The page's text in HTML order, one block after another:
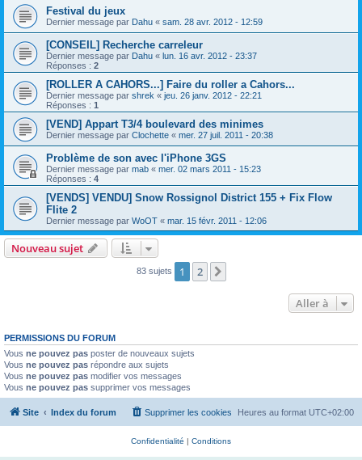
Festival du jeux
Dernier message par Dahu « sam. 28 avr. 2012 - 12:59
[CONSEIL] Recherche carreleur
Dernier message par Dahu « lun. 16 avr. 2012 - 23:37
Réponses : 2
[ROLLER A CAHORS...] Faire du roller a Cahors...
Dernier message par shrek « jeu. 26 janv. 2012 - 22:21
Réponses : 1
[VEND] Appart T3/4 boulevard des minimes
Dernier message par Clochette « mer. 27 juil. 2011 - 20:38
Problème de son avec l'iPhone 3GS
Dernier message par mab « mer. 02 mars 2011 - 15:23
Réponses : 4
[VENDS] VENDU] Snow Rossignol District 155 + Fix Flow
Flite 2
Dernier message par WoOT « mar. 15 févr. 2011 - 12:06
Nouveau sujet
83 sujets 1 2
Aller à
PERMISSIONS DU FORUM
Vous ne pouvez pas poster de nouveaux sujets
Vous ne pouvez pas répondre aux sujets
Vous ne pouvez pas modifier vos messages
Vous ne pouvez pas supprimer vos messages
Site Index du forum Heures au format UTC+02:00
Supprimer les cookies
Confidentialité | Conditions